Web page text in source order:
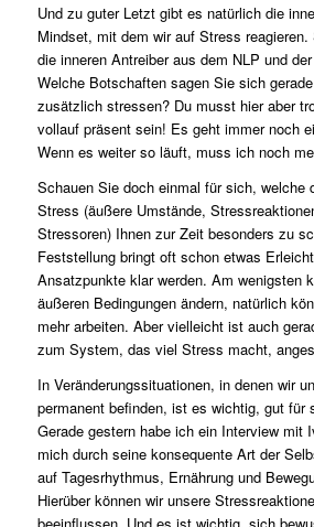
Und zu guter Letzt gibt es natürlich die
Mindset, mit dem wir auf Stress
die inneren Antreiber aus dem NLP und
Welche Botschaften sagen Sie sich
zusätzlich stressen? Du musst hier aber
vollauf präsent sein! Es geht immer noch
Wenn es weiter so läuft, muss ich noch
Schauen Sie doch einmal für sich, welche
Stress (äußere Umstände,
Stressoren) Ihnen zur Zeit besonders zu
Feststellung bringt oft schon etwas
Ansatzpunkte klar werden. Am wenigsten
äußeren Bedingungen ändern, natürlich
mehr arbeiten. Aber vielleicht ist auch
zum System, das viel Stress macht,
In Veränderungssituationen, in denen wir
permanent befinden, ist es wichtig, gut für
Gerade gestern habe ich ein Interview mit
mich durch seine konsequente Art der
auf Tagesrhythmus, Ernährung und
Hierüber können wir unsere